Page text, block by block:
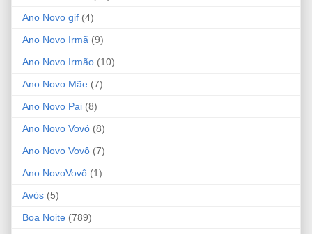
Ano Novo gif (4)
Ano Novo Irmã (9)
Ano Novo Irmão (10)
Ano Novo Mãe (7)
Ano Novo Pai (8)
Ano Novo Vovó (8)
Ano Novo Vovô (7)
Ano NovoVovô (1)
Avós (5)
Boa Noite (789)